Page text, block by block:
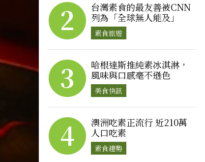
2
台灣素食的最友善被CNN
列為「全球無人能及」
素食旅遊
3
哈根達斯推純素冰淇淋，
風味與口感毫不遜色
美食快訊
4
澳洲吃素正流行 近210萬
人口吃素
素食趨勢